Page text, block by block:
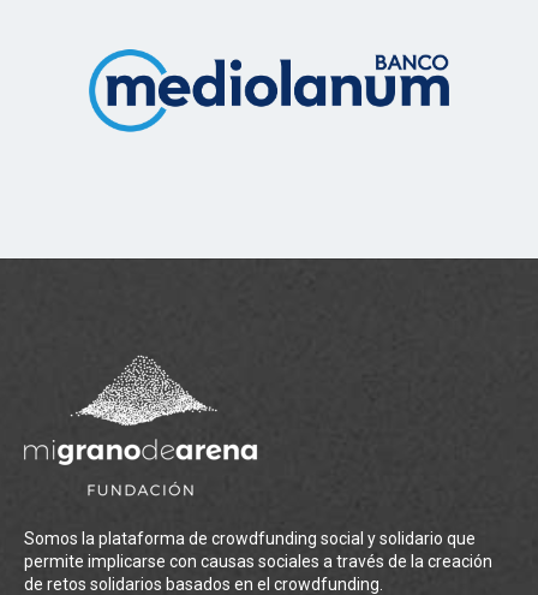
Somos la plataforma de crowdfunding social y solidario que
permite implicarse con causas sociales a través de la creación
de retos solidarios basados en el crowdfunding.